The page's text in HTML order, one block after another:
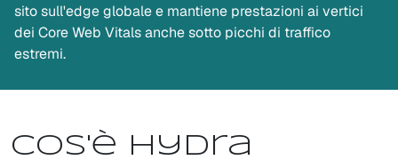
sito sull'edge globale e mantiene prestazioni ai vertici
dei Core Web Vitals anche sotto picchi di traffico
estremi.
Cos'è Hydra